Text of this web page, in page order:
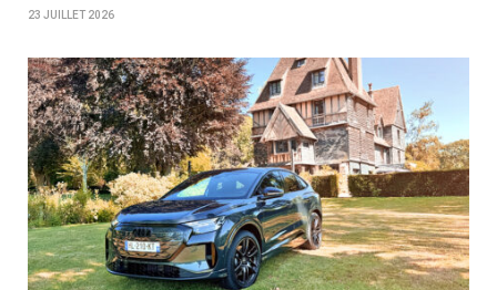
23 JUILLET 2026